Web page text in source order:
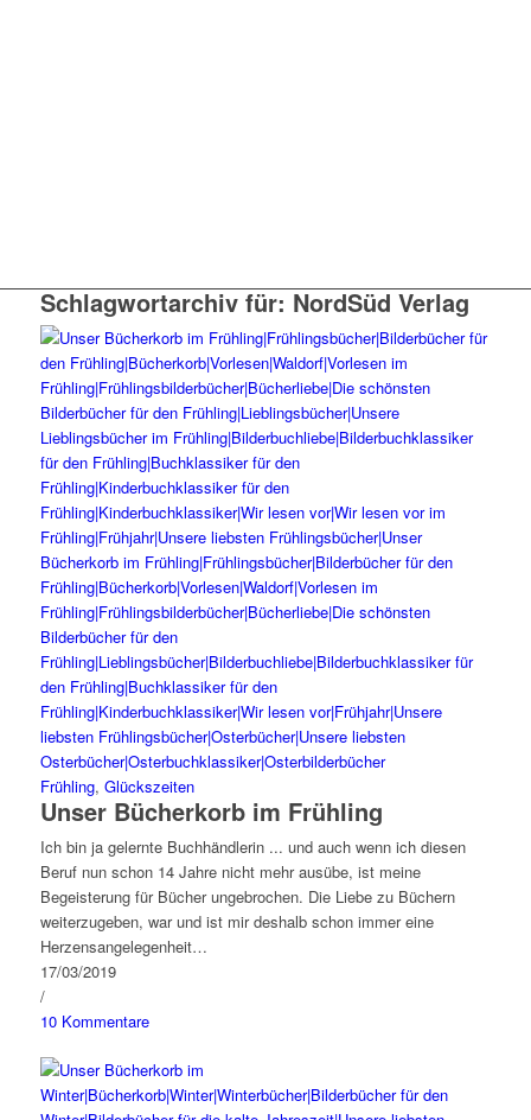
Schlagwortarchiv für: NordSüd Verlag
Frühling, Glückszeiten
Unser Bücherkorb im Frühling
Ich bin ja gelernte Buchhändlerin ... und auch wenn ich diesen
Beruf nun schon 14 Jahre nicht mehr ausübe, ist meine
Begeisterung für Bücher ungebrochen. Die Liebe zu Büchern
weiterzugeben, war und ist mir deshalb schon immer eine
Herzensangelegenheit…
17/03/2019
/
10 Kommentare